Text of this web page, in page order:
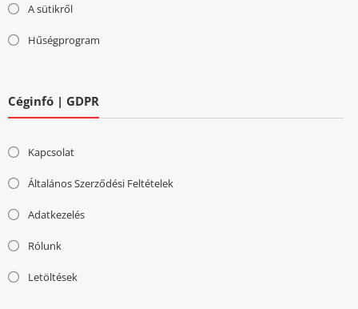
A sütikről
Hűségprogram
Céginfó | GDPR
Kapcsolat
Általános Szerződési Feltételek
Adatkezelés
Rólunk
Letöltések